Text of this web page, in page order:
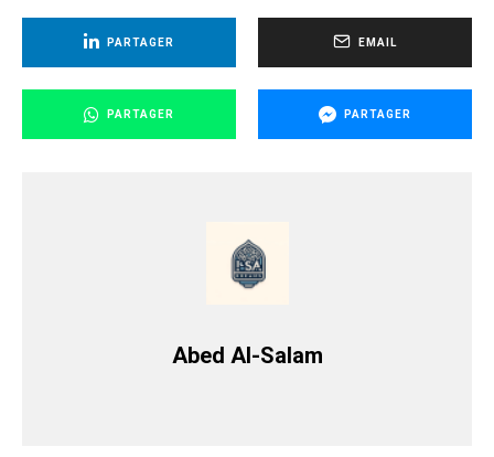
PARTAGER EMAIL
PARTAGER PARTAGER
Abed Al-Salam